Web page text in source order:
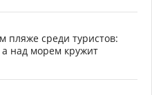
пляже среди туристов:
а над морем кружит